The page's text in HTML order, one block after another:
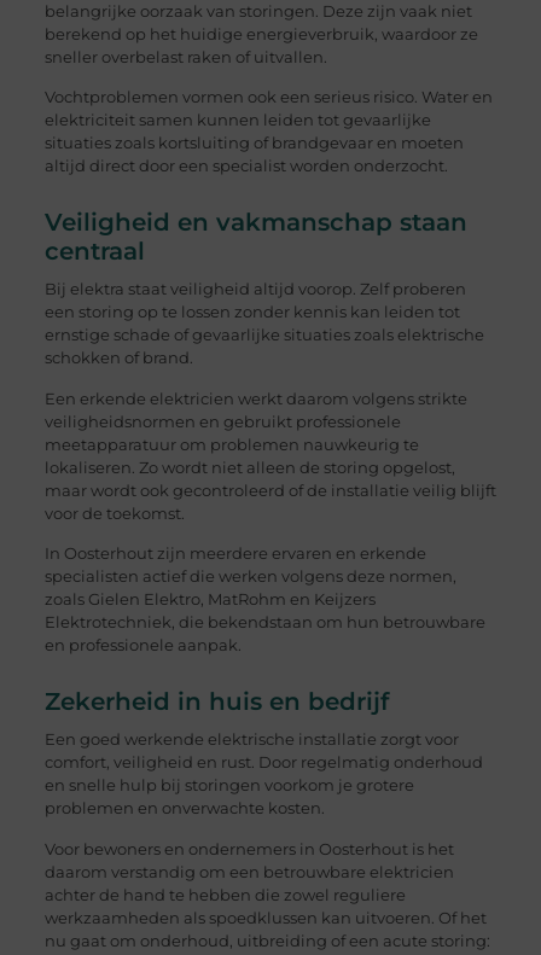
belangrijke oorzaak van storingen. Deze zijn vaak niet
berekend op het huidige energieverbruik, waardoor ze
sneller overbelast raken of uitvallen.
Vochtproblemen vormen ook een serieus risico. Water en
elektriciteit samen kunnen leiden tot gevaarlijke
situaties zoals kortsluiting of brandgevaar en moeten
altijd direct door een specialist worden onderzocht.
Veiligheid en vakmanschap staan
centraal
Bij elektra staat veiligheid altijd voorop. Zelf proberen
een storing op te lossen zonder kennis kan leiden tot
ernstige schade of gevaarlijke situaties zoals elektrische
schokken of brand.
Een erkende elektricien werkt daarom volgens strikte
veiligheidsnormen en gebruikt professionele
meetapparatuur om problemen nauwkeurig te
lokaliseren. Zo wordt niet alleen de storing opgelost,
maar wordt ook gecontroleerd of de installatie veilig blijft
voor de toekomst.
In Oosterhout zijn meerdere ervaren en erkende
specialisten actief die werken volgens deze normen,
zoals Gielen Elektro, MatRohm en Keijzers
Elektrotechniek, die bekendstaan om hun betrouwbare
en professionele aanpak.
Zekerheid in huis en bedrijf
Een goed werkende elektrische installatie zorgt voor
comfort, veiligheid en rust. Door regelmatig onderhoud
en snelle hulp bij storingen voorkom je grotere
problemen en onverwachte kosten.
Voor bewoners en ondernemers in Oosterhout is het
daarom verstandig om een betrouwbare elektricien
achter de hand te hebben die zowel reguliere
werkzaamheden als spoedklussen kan uitvoeren. Of het
nu gaat om onderhoud, uitbreiding of een acute storing: